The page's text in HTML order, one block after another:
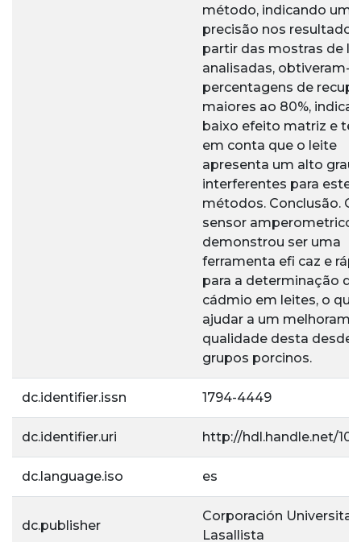
método, indicando
precisão nos
partir das mostras de
analisadas, obtiveram-
percentagens de
maiores ao 80%,
baixo efeito matriz e
em conta que o leite
apresenta um alto grau
interferentes para este
métodos. Conclusão. O
sensor amperometrico,
demonstrou ser uma
ferramenta efi caz e
para a determinação de
cádmio em leites, o
ajudar a um
qualidade desta desde
grupos porcinos.
dc.identifier.issn 1794-4449
dc.identifier.uri http://hdl.handle.net/
dc.language.iso es
dc.publisher
Corporación
Lasallista